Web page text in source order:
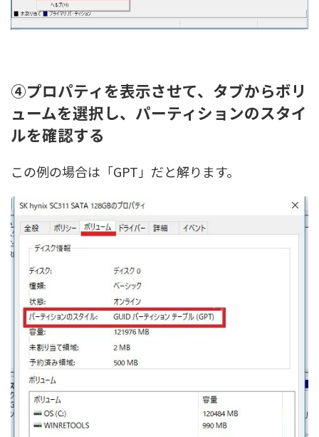
④プロパティを表示させて、タブからボリ
ュームを選択し、パーティションのスタイ
ルを確認する
この例の場合は「GPT」だと解ります。